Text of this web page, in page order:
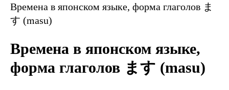
Времена в японском языке, форма глаголов ま
す (masu)
Времена в японском языке,
форма глаголов ます (masu)